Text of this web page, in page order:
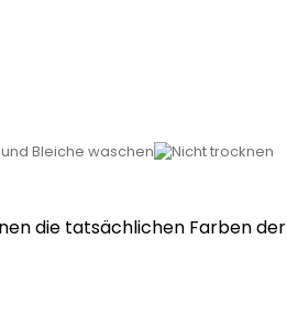
die tatsächlichen Farben der